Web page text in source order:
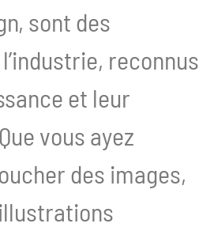
sont des
reconnus
et leur
vous ayez
des images,